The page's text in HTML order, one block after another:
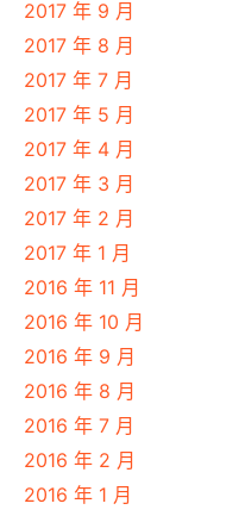
2017 年 9 月
2017 年 8 月
2017 年 7 月
2017 年 5 月
2017 年 4 月
2017 年 3 月
2017 年 2 月
2017 年 1 月
2016 年 11 月
2016 年 10 月
2016 年 9 月
2016 年 8 月
2016 年 7 月
2016 年 2 月
2016 年 1 月